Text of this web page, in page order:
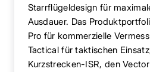
Starrflügeldesign für
Ausdauer. Das
Pro für kommerzielle
Tactical für taktischen
Kurzstrecken-ISR, den